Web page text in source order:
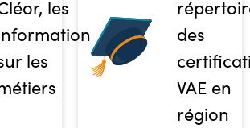
les
les
des
VAE en
région